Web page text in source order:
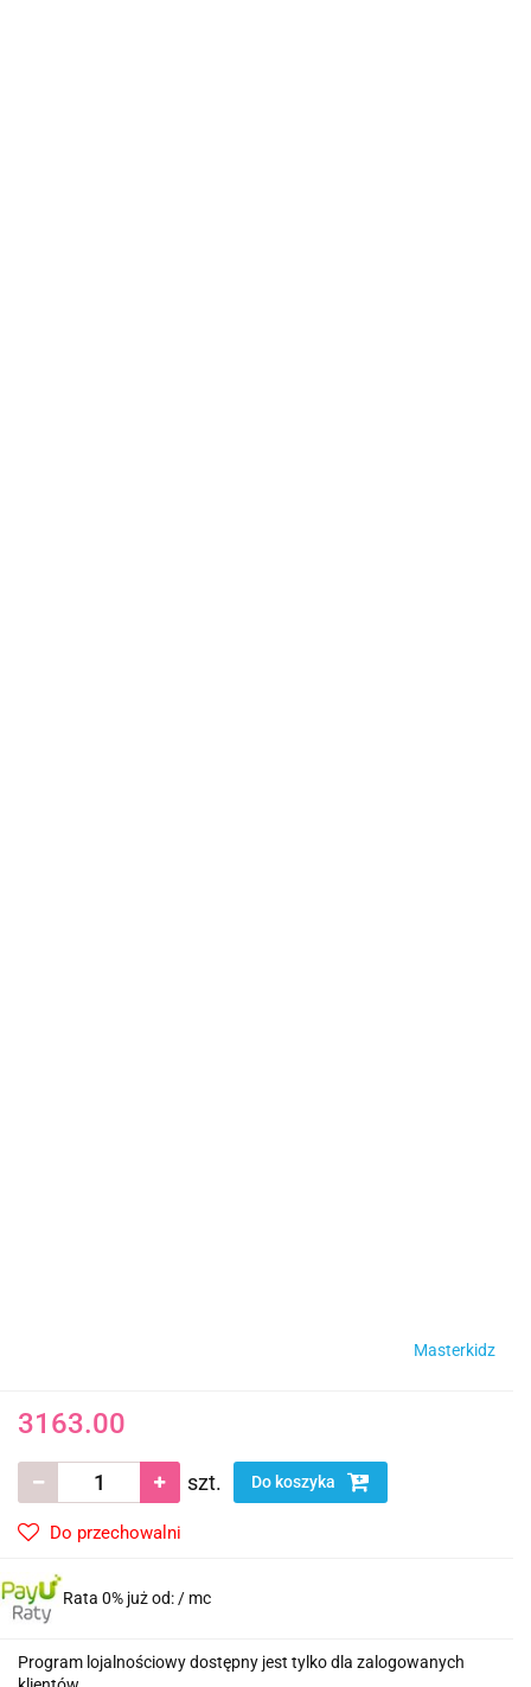
Masterkidz
3163.00
szt. Do koszyka
Do przechowalni
Rata 0% już od:/ mc
Program lojalnościowy dostępny jest tylko dla zalogowanych